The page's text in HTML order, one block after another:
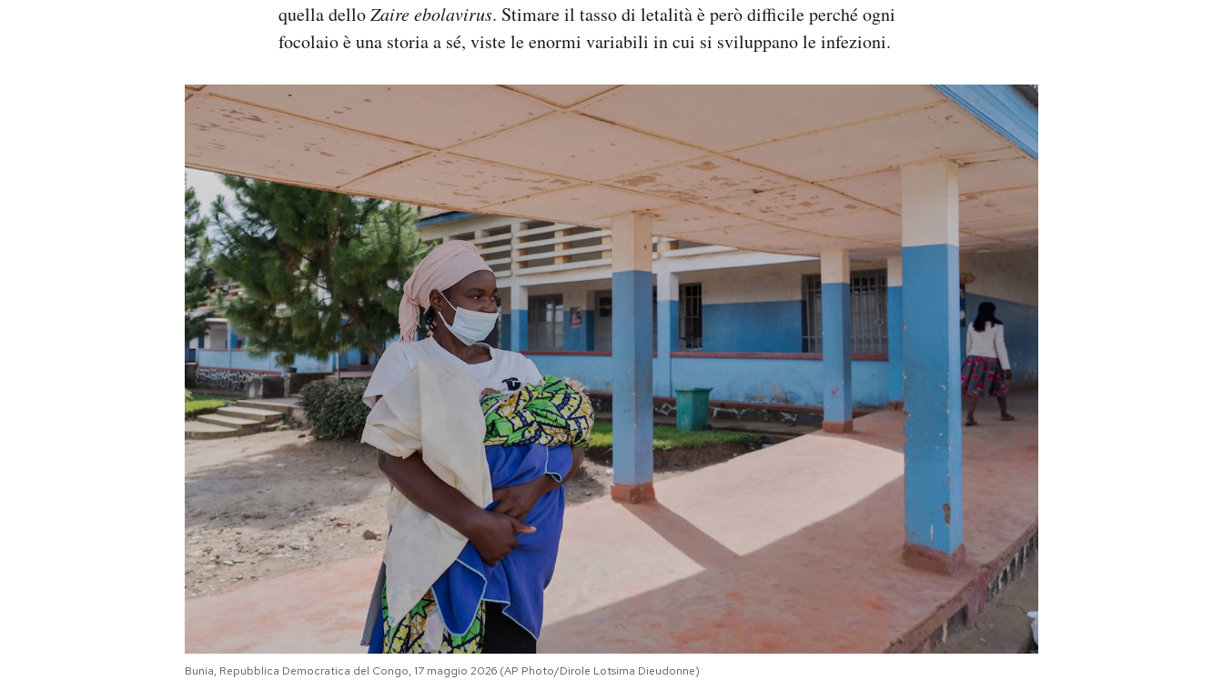
quella delloZaire ebolavirus. Stimare il tasso di letalità è però difficile perché ogni
focolaio è una storia a sé, viste le enormi variabili in cui si sviluppano le infezioni.
Bunia, Repubblica Democratica del Congo, 17 maggio 2026 (AP Photo/Dirole Lotsima Dieudonne)